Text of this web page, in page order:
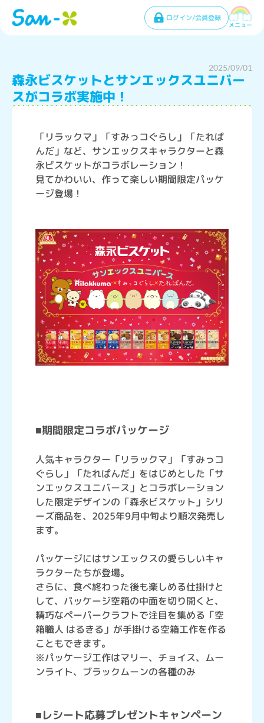
ログイン/会員登録
メニュー
2025/09/01
森永ビスケットとサンエックスユニバー
スがコラボ実施中！
「リラックマ」「すみっコぐらし」「たれぱ
んだ」など、サンエックスキャラクターと森
永ビスケットがコラボレーション！
見てかわいい、作って楽しい期間限定パッケ
ージ登場！
■期間限定コラボパッケージ
人気キャラクター「リラックマ」「すみっコ
ぐらし」「たれぱんだ」をはじめとした「サ
ンエックスユニバース」とコラボレーション
した限定デザインの「森永ビスケット」シリ
ーズ商品を、2025年9月中旬より順次発売し
ます。
パッケージにはサンエックスの愛らしいキャ
ラクターたちが登場。
さらに、食べ終わった後も楽しめる仕掛けと
して、パッケージ空箱の中面を切り開くと、
精巧なペーパークラフトで注目を集める「空
箱職人 はるきる」が手掛ける空箱工作を作る
こともできます。
※パッケージ工作はマリー、チョイス、ムー
ンライト、ブラックムーンの各種のみ
■レシート応募プレゼントキャンペーン